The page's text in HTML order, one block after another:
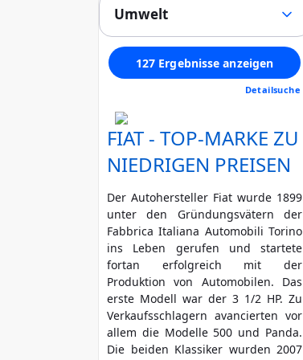
Stoff (6)
Velours (0)
Kunstleder (0)
LED / Laser / Xenon
Tempomat (66)
Panoramadach (34)
Multifunktionslenkrad (121)
Parkassistent (0)
Lichtsensor (68)
Head Up Display (0)
Start/Stopp-Automatik (61)
Bluetooth (127)
Freisprecheinrichtung (127)
Verkehrszeichen-
Erkennung
(7)
ESP (68)
ABS (127)
Klimatisierung (127)
Alle
1
Unfallfahrzeug
Nicht anzeigen
Scheckheft gepflegt (126)
Zusätzliche Garantie (126)
Nichtraucher (126)
Umwelt
Schadstoffklasse min. (Euro)
grün (4) gelb (3)
rot (2) No
Rußpartikelfilter
127 Ergebnisse anzeigen
Detailsuche
FIAT - TOP-MARKE ZU
NIEDRIGEN PREISEN
Der Autohersteller Fiat wurde 1899
unter den Gründungsvätern der
Fabbrica Italiana Automobili Torino
ins Leben gerufen und startete
fortan erfolgreich mit der
Produktion von Automobilen. Das
erste Modell war der 3 1/2 HP. Zu
Verkaufsschlagern avancierten vor
allem die Modelle 500 und Panda.
Die beiden Klassiker wurden 2007